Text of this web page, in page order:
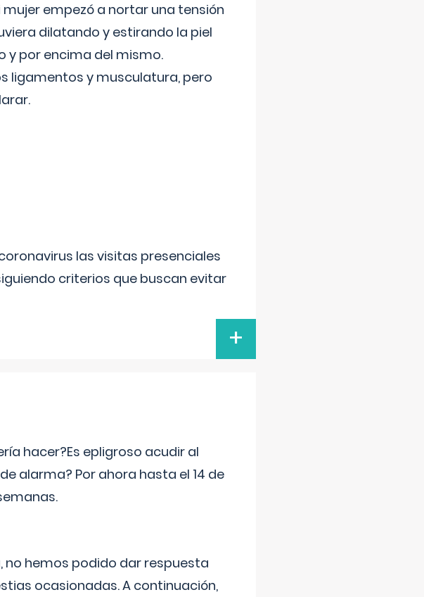
empezó a nortar una tensión
dilatando y estirando la piel
y por encima del mismo.
ligamentos y musculatura, pero
las visitas presenciales
criterios que buscan evitar
+
hacer?Es epligroso acudir al
alarma? Por ahora hasta el 14 de
no hemos podido dar respuesta
ocasionadas. A continuación,